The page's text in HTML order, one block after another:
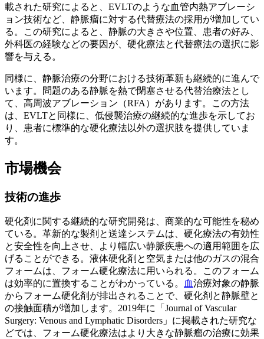
載された研究によると、EVLTのような血管内熱アブレーシ
ョン技術など、静脈瘤に対する代替療法の採用が増加してい
る。この研究によると、静脈の大きさや位置、患者の好み、
外科医の経験などの要因が、硬化療法と代替療法の選択に影
響を与える。
同様に、静脈治療の分野における技術革新も継続的に進んで
います。問題のある静脈を熱で閉塞させる代替治療法とし
て、高周波アブレーション（RFA）があります。この方法
は、EVLTと同様に、低侵襲治療の継続的な進歩を示してお
り、患者に標準的な硬化療法以外の選択肢を提供していま
す。
市場機会
技術の進歩
硬化剤に関する継続的な研究開発は、商業的な可能性を秘め
ている。革新的な製剤と送達システムは、硬化療法の有効性
と安全性を向上させ、より幅広い静脈疾患への適用範囲を広
げることができる。液体硬化剤と空気または他のガスの混合
フォームは、フォーム硬化療法に用いられる。このフォーム
は効率的に置換することがわかっている。
血治療対象の静脈
からフォーム硬化剤が排出されることで、硬化剤と静脈壁と
の接触面積が増加します。2019年に「Journal of Vascular
Surgery: Venous and Lymphatic Disorders」に掲載された研究な
どでは、フォーム硬化療法はより大きな静脈瘤の治療に効果